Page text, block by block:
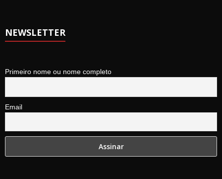
NEWSLETTER
Primeiro nome ou nome completo
Email